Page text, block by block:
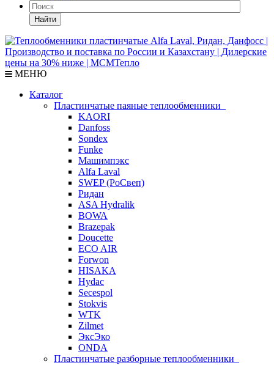
Найти
МЕНЮ
Каталог
Пластинчатые паяные теплообменники
KAORI
Danfoss
Sondex
Funke
Машимпэкс
Alfa Laval
SWEP (РоСвеп)
Ридан
ASA Hydralik
BOWA
Brazepak
Doucette
ECO AIR
Forwon
HISAKA
Hydac
Secespol
Stokvis
WTK
Zilmet
ЭксЭко
ONDA
Пластинчатые разборные теплообменники